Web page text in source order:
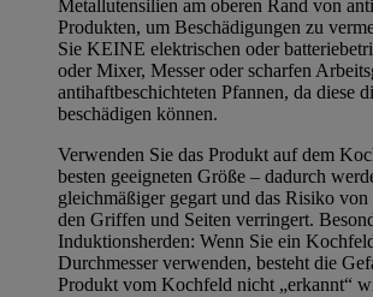
Metallutensilien am oberen Rand von
Produkten, um Beschädigungen zu
Sie KEINE elektrischen oder
oder Mixer, Messer oder scharfen
antihaftbeschichteten Pfannen, da diese
beschädigen können.
Verwenden Sie das Produkt auf dem
besten geeigneten Größe – dadurch
gleichmäßiger gegart und das Risiko von
den Griffen und Seiten verringert.
Induktionsherden: Wenn Sie ein
Durchmesser verwenden, besteht die
Produkt vom Kochfeld nicht „erkannt“